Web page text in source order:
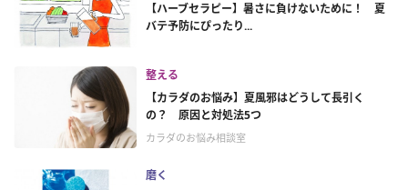
【ハーブセラピー】暑さに負けないために！ 夏
バテ予防にぴったり...
整える
【カラダのお悩み】夏風邪はどうして長引く
の？ 原因と対処法5つ
カラダのお悩み相談室
磨く